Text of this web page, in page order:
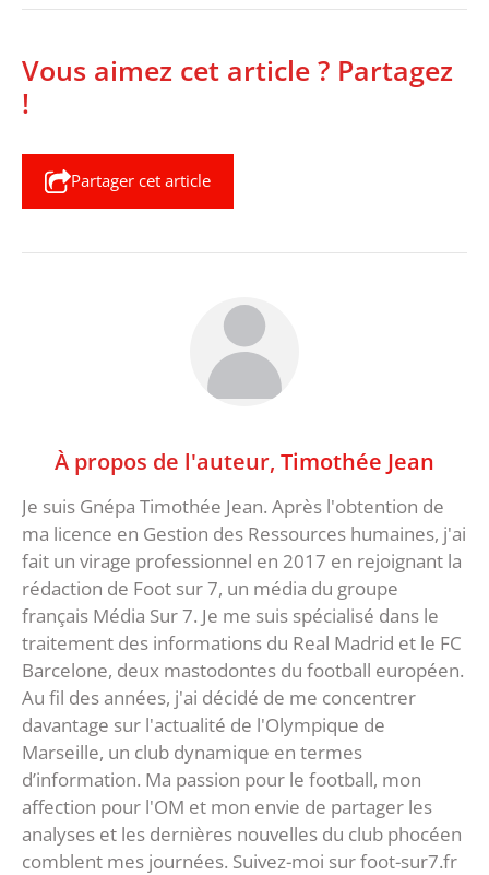
Vous aimez cet article ? Partagez
!
Partager cet article
À propos de l'auteur, Timothée Jean
Je suis Gnépa Timothée Jean. Après l'obtention de
ma licence en Gestion des Ressources humaines, j'ai
fait un virage professionnel en 2017 en rejoignant la
rédaction de Foot sur 7, un média du groupe
français Média Sur 7. Je me suis spécialisé dans le
traitement des informations du Real Madrid et le FC
Barcelone, deux mastodontes du football européen.
Au fil des années, j'ai décidé de me concentrer
davantage sur l'actualité de l'Olympique de
Marseille, un club dynamique en termes
d’information. Ma passion pour le football, mon
affection pour l'OM et mon envie de partager les
analyses et les dernières nouvelles du club phocéen
comblent mes journées. Suivez-moi sur foot-sur7.fr